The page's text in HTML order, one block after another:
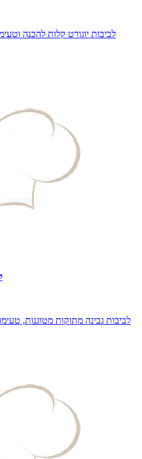
לביבות יוגורט קלות להכנה
לביבות גבינה מתוקות מטוגנות,